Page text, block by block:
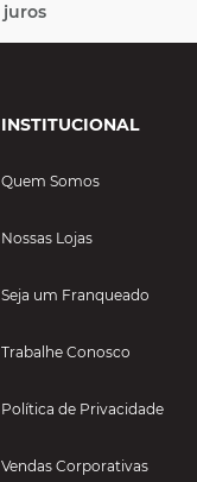
juros
INSTITUCIONAL
Quem Somos
Nossas Lojas
Seja um Franqueado
Trabalhe Conosco
Política de Privacidade
Vendas Corporativas